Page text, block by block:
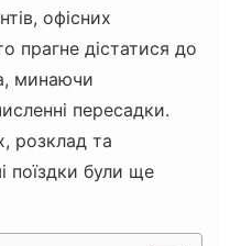
офісних
прагне дістатися до
минаючи
пересадки.
розклад та
поїздки були ще